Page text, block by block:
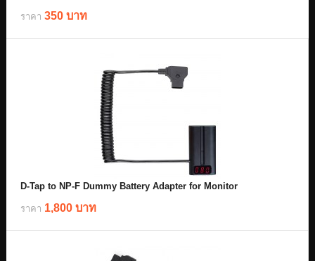
ราคา 350 บาท
D-Tap to NP-F Dummy Battery Adapter for Monitor
ราคา 1,800 บาท